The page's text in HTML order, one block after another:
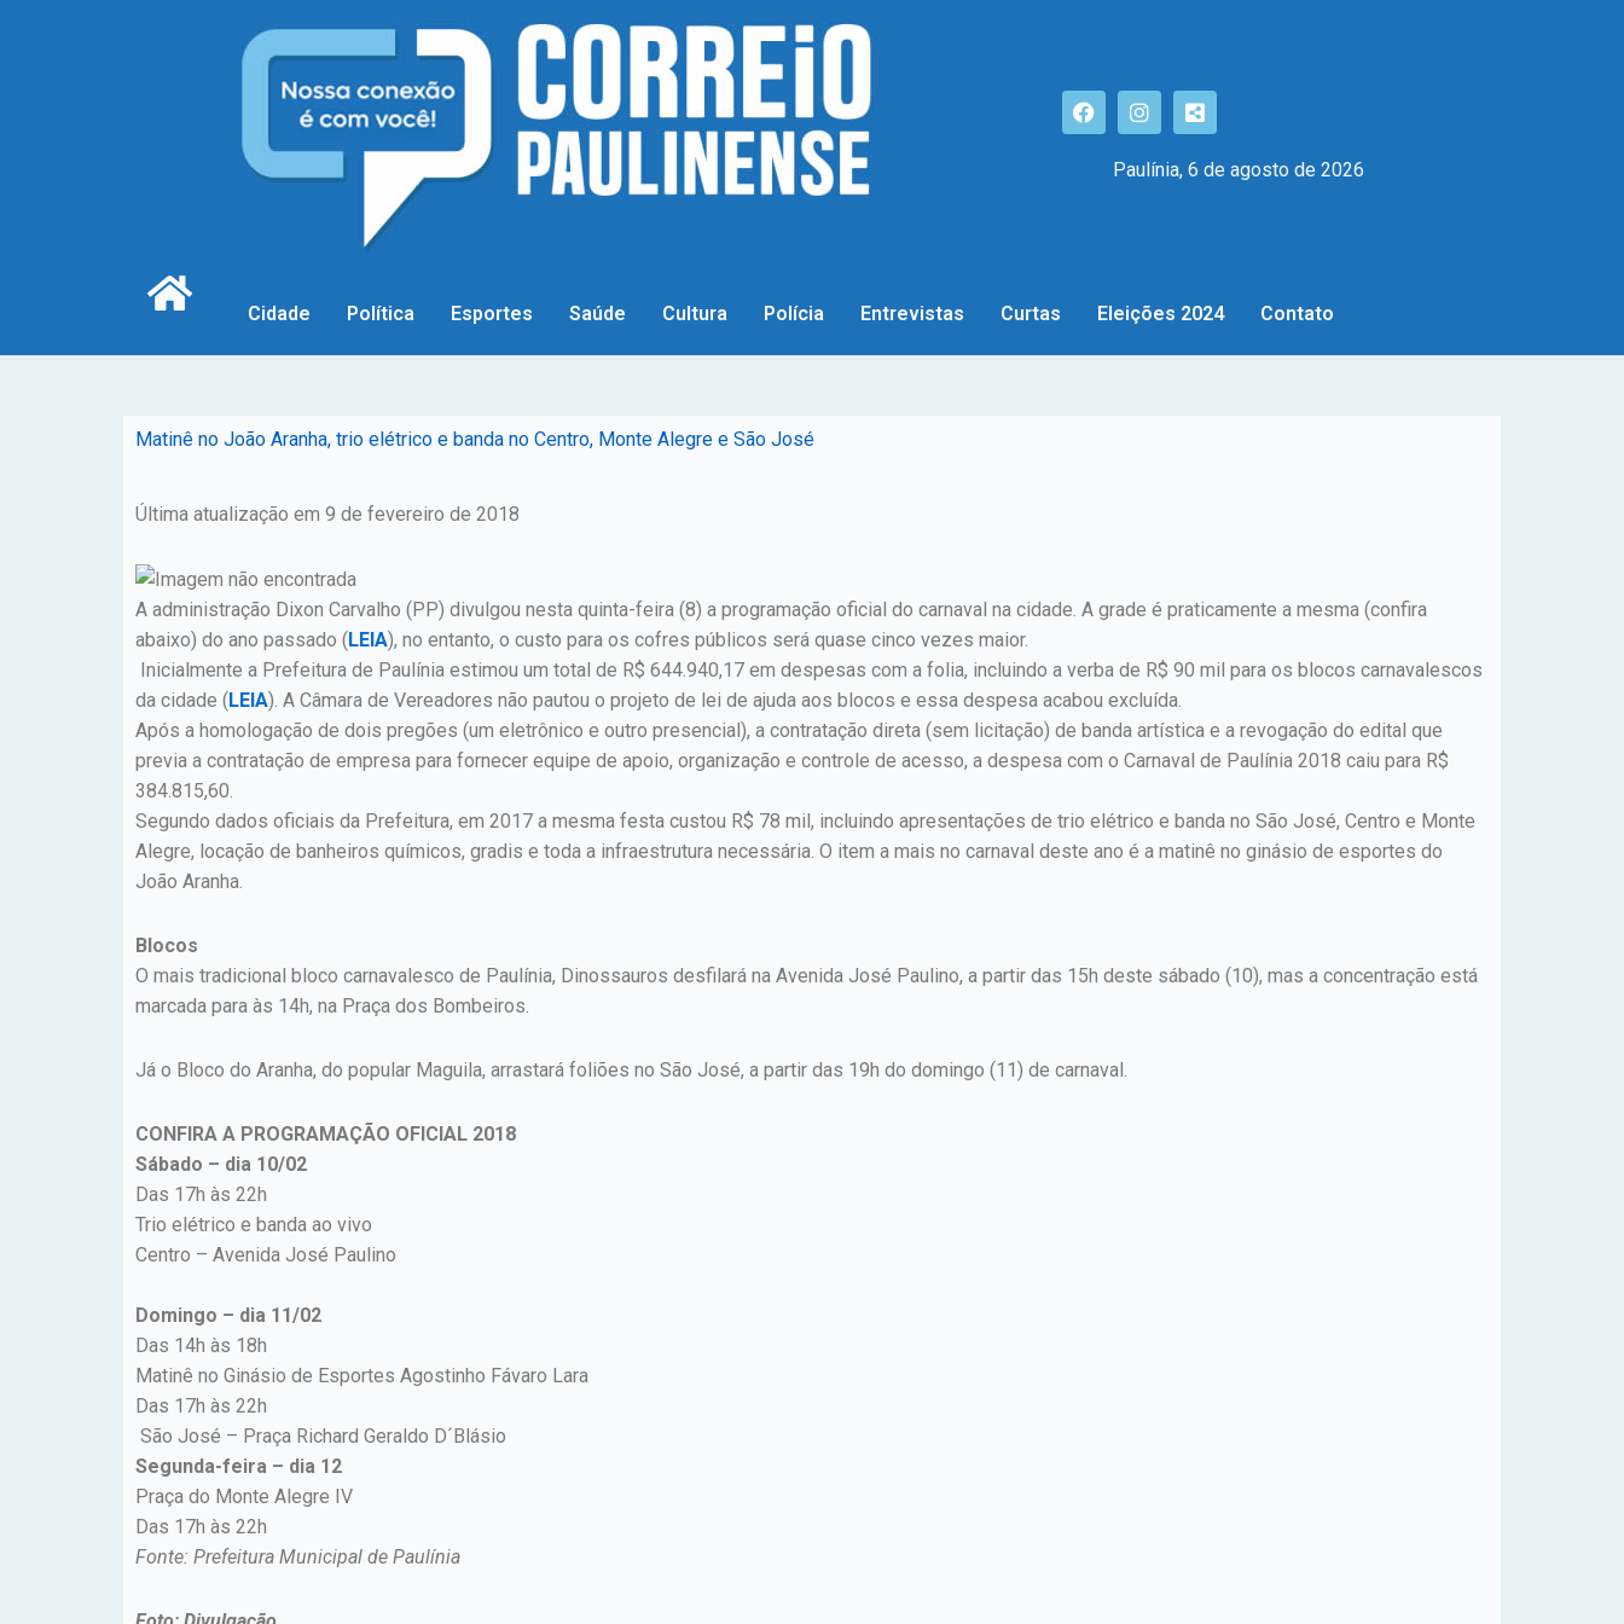
Paulínia, 6 de agosto de 2026
Cidade Política Esportes Saúde Cultura Polícia Entrevistas Curtas Eleições 2024 Contato
Matinê no João Aranha, trio elétrico e banda no Centro, Monte Alegre e São José
Última atualização em 9 de fevereiro de 2018
A administração Dixon Carvalho (PP) divulgou nesta quinta-feira (8) a programação oficial do carnaval na cidade. A grade é praticamente a mesma (confira
abaixo) do ano passado ( LEIA), no entanto, o custo para os cofres públicos será quase cinco vezes maior.
Inicialmente a Prefeitura de Paulínia estimou um total de R$ 644.940,17 em despesas com a folia, incluindo a verba de R$ 90 mil para os blocos carnavalescos
da cidade ( LEIA). A Câmara de Vereadores não pautou o projeto de lei de ajuda aos blocos e essa despesa acabou excluída.
Após a homologação de dois pregões (um eletrônico e outro presencial), a contratação direta (sem licitação) de banda artística e a revogação do edital que
previa a contratação de empresa para fornecer equipe de apoio, organização e controle de acesso, a despesa com o Carnaval de Paulínia 2018 caiu para R$
384.815,60.
Segundo dados oficiais da Prefeitura, em 2017 a mesma festa custou R$ 78 mil, incluindo apresentações de trio elétrico e banda no São José, Centro e Monte
Alegre, locação de banheiros químicos, gradis e toda a infraestrutura necessária. O item a mais no carnaval deste ano é a matinê no ginásio de esportes do
João Aranha.
Blocos
O mais tradicional bloco carnavalesco de Paulínia, Dinossauros desfilará na Avenida José Paulino, a partir das 15h deste sábado (10), mas a concentração está
marcada para às 14h, na Praça dos Bombeiros.
Já o Bloco do Aranha, do popular Maguila, arrastará foliões no São José, a partir das 19h do domingo (11) de carnaval.
CONFIRA A PROGRAMAÇÃO OFICIAL 2018
Sábado – dia 10/02
Das 17h às 22h
Trio elétrico e banda ao vivo
Centro – Avenida José Paulino
Domingo – dia 11/02
Das 14h às 18h
Matinê no Ginásio de Esportes Agostinho Fávaro Lara
Das 17h às 22h
São José – Praça Richard Geraldo D´Blásio
Segunda-feira – dia 12
Praça do Monte Alegre IV
Das 17h às 22h
Fonte: Prefeitura Municipal de Paulínia